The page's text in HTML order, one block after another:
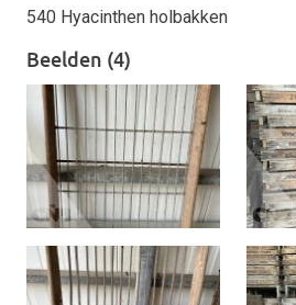
540 Hyacinthen holbakken
Beelden (4)